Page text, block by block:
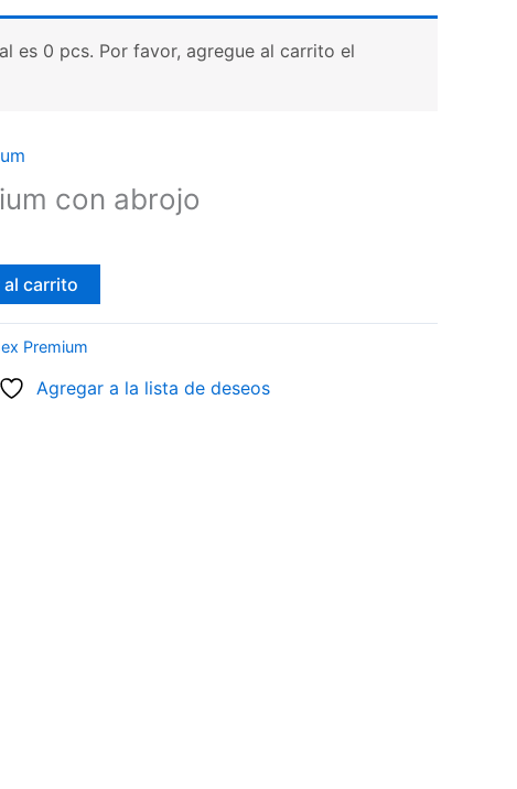
es 0 pcs. Por favor, agregue al carrito el
con abrojo
al carrito
Premium
Agregar a la lista de deseos